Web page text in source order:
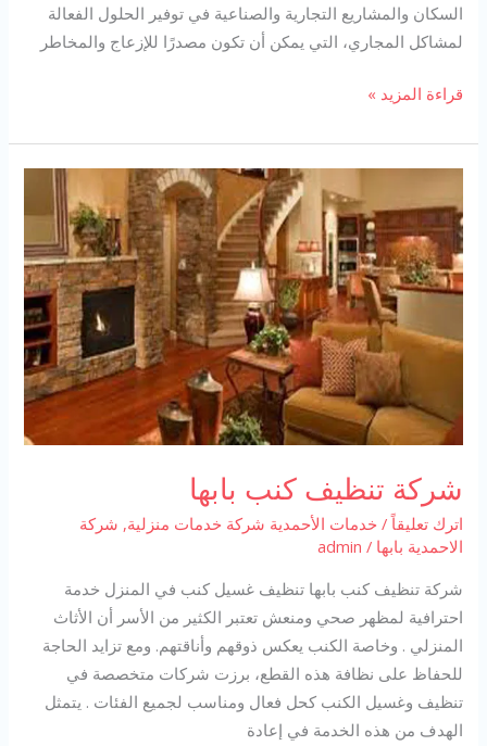
السكان والمشاريع التجارية والصناعية في توفير الحلول الفعالة
لمشاكل المجاري، التي يمكن أن تكون مصدرًا للإزعاج والمخاطر
شركة
مجاري
قراءة المزيد »
شركة تنظيف كنب بابها
اترك تعليقاً / خدمات الأحمدية شركة خدمات منزلية, شركة
الاحمدية بابها /
admin
شركة تنظيف كنب بابها تنظيف غسيل كنب في المنزل خدمة
احترافية لمظهر صحي ومنعش تعتبر الكثير من الأسر أن الأثاث
المنزلي . وخاصة الكنب يعكس ذوقهم وأناقتهم. ومع تزايد الحاجة
للحفاظ على نظافة هذه القطع، برزت شركات متخصصة في
تنظيف وغسيل الكنب كحل فعال ومناسب لجميع الفئات . يتمثل
الهدف من هذه الخدمة في إعادة